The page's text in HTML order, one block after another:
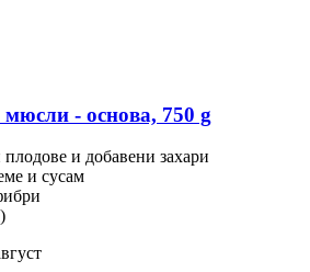
-​ основа, 750 g
и добавени захари
и сусам